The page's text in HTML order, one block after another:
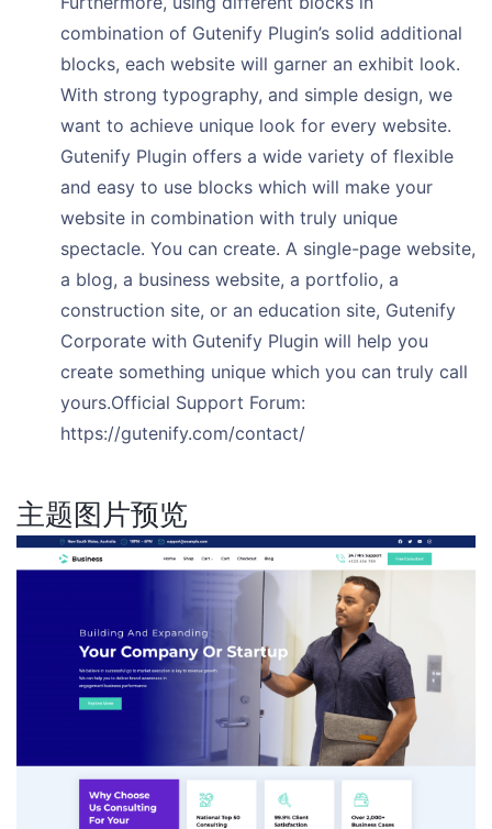
combination of Gutenify Plugin’s solid additional
blocks, each website will garner an exhibit look.
With strong typography, and simple design, we
want to achieve unique look for every website.
Gutenify Plugin offers a wide variety of flexible
and easy to use blocks which will make your
website in combination with truly unique
spectacle. You can create. A single-page website,
a blog, a business website, a portfolio, a
construction site, or an education site, Gutenify
Corporate with Gutenify Plugin will help you
create something unique which you can truly call
yours.Official Support Forum:
https://gutenify.com/contact/
主题图片预览